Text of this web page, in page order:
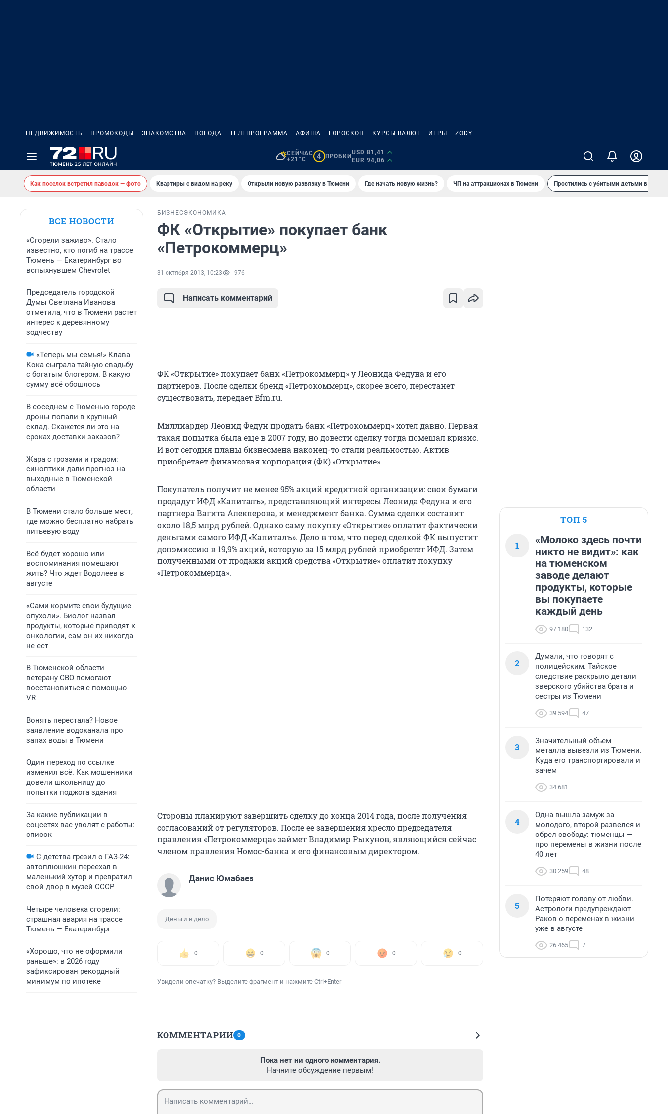
НЕДВИЖИМОСТЬ ПРОМОКОДЫ ЗНАКОМСТВА ПОГОДА ТЕЛЕПРОГРАММА АФИША ГОРОСКОП КУРСЫ ВАЛЮТ ИГРЫ ZODY
СЕЙЧАС
+21°C
4 ПРОБКИ
USD 81,41
EUR 94,06
Как поселок встретил паводок — фото Квартиры с видом на реку Открыли новую развязку в Тюмени Где начать новую жизнь? ЧП на аттракционах в Тюмени Простились с убитыми детьми в
ВСЕ НОВОСТИ
«Сгорели заживо». Стало
известно, кто погиб на трассе
Тюмень — Екатеринбург во
вспыхнувшем Chevrolet
Председатель городской
Думы Светлана Иванова
отметила, что в Тюмени растет
интерес к деревянному
зодчеству
«Теперь мы семья!» Клава
Кока сыграла тайную свадьбу
с богатым блогером. В какую
сумму всё обошлось
В соседнем с Тюменью городе
дроны попали в крупный
склад. Скажется ли это на
сроках доставки заказов?
Жара с грозами и градом:
синоптики дали прогноз на
выходные в Тюменской
области
В Тюмени стало больше мест,
где можно бесплатно набрать
питьевую воду
Всё будет хорошо или
воспоминания помешают
жить? Что ждет Водолеев в
августе
«Сами кормите свои будущие
опухоли». Биолог назвал
продукты, которые приводят к
онкологии, сам он их никогда
не ест
В Тюменской области
ветерану СВО помогают
восстановиться с помощью
VR
Вонять перестала? Новое
заявление водоканала про
запах воды в Тюмени
Один переход по ссылке
изменил всё. Как мошенники
довели школьницу до
попытки поджога здания
За какие публикации в
соцсетях вас уволят с работы:
список
С детства грезил о ГАЗ-24:
автоплюшкин переехал в
маленький хутор и превратил
свой двор в музей СССР
Четыре человека сгорели:
страшная авария на трассе
Тюмень — Екатеринбург
«Хорошо, что не оформили
раньше»: в 2026 году
зафиксирован рекордный
минимум по ипотеке
БИЗНЕС ЭКОНОМИКА
ФК «Открытие» покупает банк
«Петрокоммерц»
31 октября 2013, 10:23 976
Написать комментарий
ФК «Открытие» покупает банк «Петрокоммерц» у Леонида Федуна и его
партнеров. После сделки бренд «Петрокоммерц», скорее всего, перестанет
существовать, передает Bfm.ru.
Миллиардер Леонид Федун продать банк «Петрокоммерц» хотел давно. Первая
такая попытка была еще в 2007 году, но довести сделку тогда помешал кризис.
И вот сегодня планы бизнесмена наконец-то стали реальностью. Актив
приобретает финансовая корпорация (ФК) «Открытие».
Покупатель получит не менее 95% акций кредитной организации: свои бумаги
продадут ИФД «Капиталъ», представляющий интересы Леонида Федуна и его
партнера Вагита Алекперова, и менеджмент банка. Сумма сделки составит
около 18,5 млрд рублей. Однако саму покупку «Открытие» оплатит фактически
деньгами самого ИФД «Капиталъ». Дело в том, что перед сделкой ФК выпустит
допэмиссию в 19,9% акций, которую за 15 млрд рублей приобретет ИФД. Затем
полученными от продажи акций средства «Открытие» оплатит покупку
«Петрокоммерца».
Стороны планируют завершить сделку до конца 2014 года, после получения
согласований от регуляторов. После ее завершения кресло председателя
правления «Петрокоммерца» займет Владимир Рыкунов, являющийся сейчас
членом правления Номос-банка и его финансовым директором.
Данис Юмабаев
Деньги в дело
0 0 0 0 0
Увидели опечатку? Выделите фрагмент и нажмите Ctrl+Enter
КОММЕНТАРИИ 0
Пока нет ни одного комментария.
Начните обсуждение первым!
ТОП 5
1
«Молоко здесь почти
никто не видит»: как
на тюменском
заводе делают
продукты, которые
вы покупаете
каждый день
97 180 132
2
Думали, что говорят с
полицейским. Тайское
следствие раскрыло детали
зверского убийства брата и
сестры из Тюмени
39 594 47
3
Значительный объем
металла вывезли из Тюмени.
Куда его транспортировали и
зачем
34 681
4
Одна вышла замуж за
молодого, второй развелся и
обрел свободу: тюменцы —
про перемены в жизни после
40 лет
30 259 48
5
Потеряют голову от любви.
Астрологи предупреждают
Раков о переменах в жизни
уже в августе
26 465 7